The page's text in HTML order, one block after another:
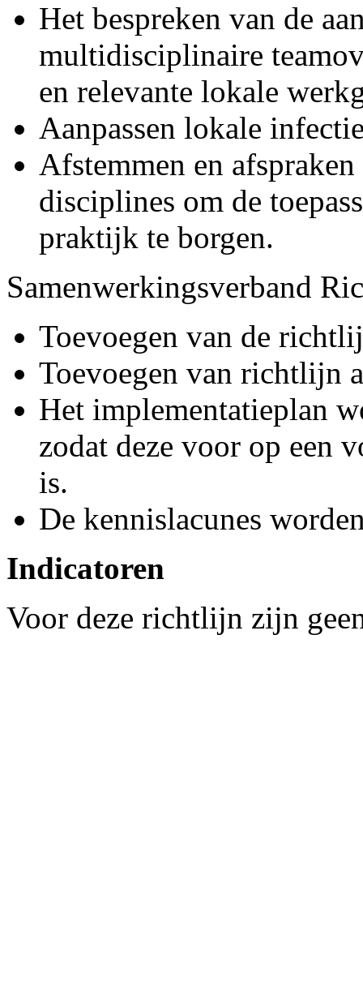
Het bespreken van de
multidisciplinaire
en relevante lokale
Aanpassen lokale
Afstemmen en
disciplines om de
praktijk te borgen.
Samenwerkingsverband
Toevoegen van de
Toevoegen van richtlijn
Het implementatieplan
zodat deze voor op een
is.
De kennislacunes
Indicatoren
Voor deze richtlijn zijn